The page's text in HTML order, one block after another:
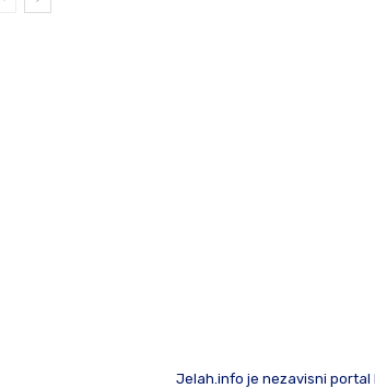
Jelah.info je nezavisni portal